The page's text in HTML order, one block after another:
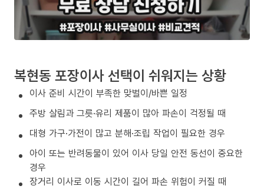
복현동 포장이사 선택이 쉬워지는 상황
이사 준비 시간이 부족한 맞벌이/바쁜 일정
주방 살림과 그릇·유리 제품이 많아 파손이 걱정될 때
대형 가구·가전이 많고 분해·조립 작업이 필요한 경우
아이 또는 반려동물이 있어 이사 당일 안전 동선이 중요한
경우
장거리 이사로 이동 시간이 길어 파손 위험이 커질 때